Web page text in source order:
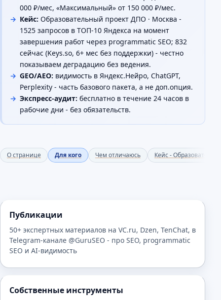
000 ₽/мес, «Максимальный» от 150 000 ₽/мес.
Кейс: Образовательный проект ДПО · Москва -
1525 запросов в ТОП-10 Яндекса на момент
завершения работ через programmatic SEO; 832
сейчас (Keys.so, 6+ мес без поддержки) - честно
показываем деградацию без ведения.
GEO/AEO: видимость в Яндекс.Нейро, ChatGPT,
Perplexity - часть базового пакета, а не доп.опция.
Экспресс-аудит: бесплатно в течение 24 часов в
рабочие дни - без обязательств.
О странице Для кого Чем отличаюсь Кейс -
Публикации
50+ экспертных материалов на VC.ru, Dzen, TenChat, в
Telegram-канале @GuruSEO - про SEO, programmatic
SEO и AI-видимость
Собственные инструменты